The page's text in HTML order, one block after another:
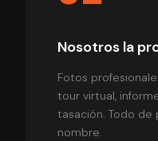
Nosotros la
Fotos
tour virtual,
tasación. Todo de
nombre.